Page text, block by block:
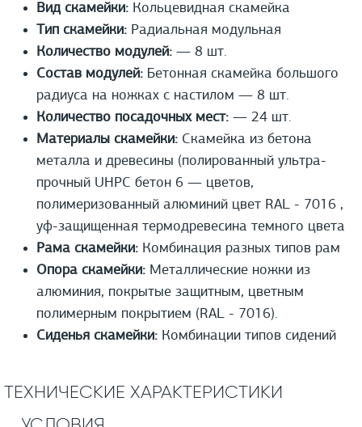
Вид скамейки: Кольцевидная скамейка
Тип скамейки: Радиальная модульная
Количество модулей: — 8 шт.
Состав модулей: Бетонная скамейка большого
радиуса на ножках с настилом — 8 шт.
Количество посадочных мест: — 24 шт.
Материалы скамейки: Скамейка из бетона
металла и древесины (полированный ультра-
прочный UHPС бетон 6 — цветов,
полимеризованный алюминий цвет RAL - 7016 ,
уф-защищенная термодревесина темного цвета
Рама скамейки: Комбинация разных типов рам
Опора скамейки: Металлические ножки из
алюминия, покрытые защитным, цветным
полимерным покрытием (RAL - 7016).
Сиденья скамейки: Комбинации типов сидений
ТЕХНИЧЕСКИЕ ХАРАКТЕРИСТИКИ